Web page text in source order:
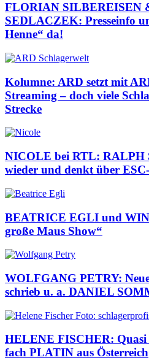
FLORIAN SILBEREISEN
SEDLACZEK: Presseinfo
Henne“ da!
Kolumne: ARD setzt mit
Streaming – doch viele
Strecke
NICOLE bei RTL: RALPH
wieder und denkt über
BEATRICE EGLI und
große Maus Show“
WOLFGANG PETRY:
schrieb u. a. DANIEL
HELENE FISCHER: Quasi
fach PLATIN aus Österreich